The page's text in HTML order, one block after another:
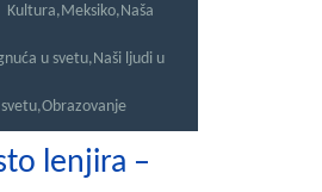
Kultura, Meksiko, Naša
u svetu, Naši ljudi u
svetu,Obrazovanje
lenjira –